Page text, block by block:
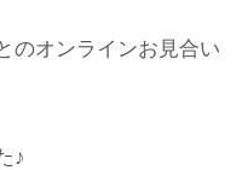
のオンラインお見合い
♪